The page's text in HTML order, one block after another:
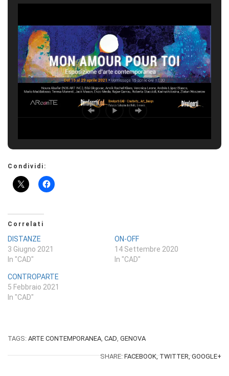
Condividi:
Correlati
DISTANZE
3 Giugno 2021
In "CAD"
ON-OFF
14 Settembre 2020
In "CAD"
CONTROPARTE
5 Febbraio 2021
In "CAD"
TAGS: ARTE CONTEMPORANEA, CAD, GENOVA
SHARE:FACEBOOK, TWITTER, GOOGLE+